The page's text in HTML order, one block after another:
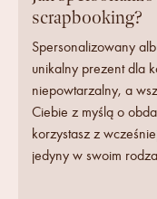
scrapbooking?
Spersonalizowany
unikalny prezent dla
niepowtarzalny, a
Ciebie z myślą o
korzystasz z
jedyny w swoim